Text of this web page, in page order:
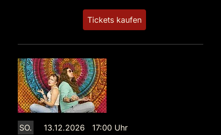
Tickets kaufen
SO.
13.12.2026 17:00 Uhr